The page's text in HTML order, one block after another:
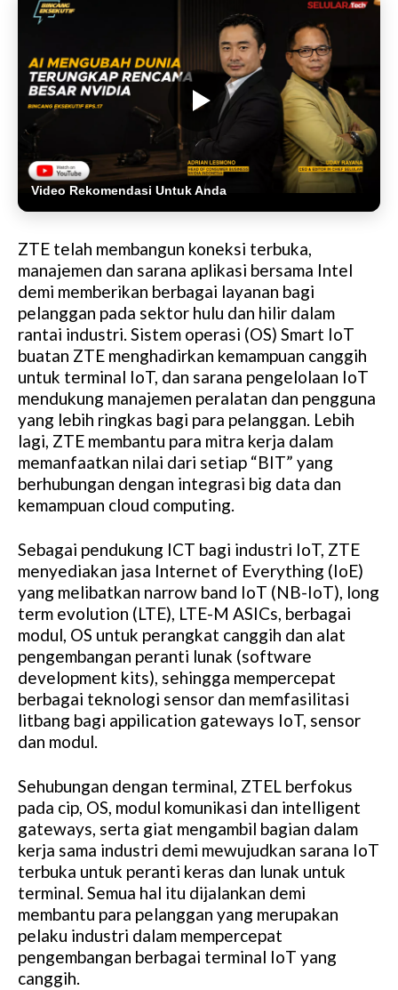
Video Rekomendasi Untuk Anda
ZTE telah membangun koneksi terbuka,
manajemen dan sarana aplikasi bersama Intel
demi memberikan berbagai layanan bagi
pelanggan pada sektor hulu dan hilir dalam
rantai industri. Sistem operasi (OS) Smart IoT
buatan ZTE menghadirkan kemampuan canggih
untuk terminal IoT, dan sarana pengelolaan IoT
mendukung manajemen peralatan dan pengguna
yang lebih ringkas bagi para pelanggan. Lebih
lagi, ZTE membantu para mitra kerja dalam
memanfaatkan nilai dari setiap “BIT” yang
berhubungan dengan integrasi big data dan
kemampuan cloud computing.
Sebagai pendukung ICT bagi industri IoT, ZTE
menyediakan jasa Internet of Everything (IoE)
yang melibatkan narrow band IoT (NB-IoT), long
term evolution (LTE), LTE-M ASICs, berbagai
modul, OS untuk perangkat canggih dan alat
pengembangan peranti lunak (software
development kits), sehingga mempercepat
berbagai teknologi sensor dan memfasilitasi
litbang bagi appilication gateways IoT, sensor
dan modul.
Sehubungan dengan terminal, ZTEL berfokus
pada cip, OS, modul komunikasi dan intelligent
gateways, serta giat mengambil bagian dalam
kerja sama industri demi mewujudkan sarana IoT
terbuka untuk peranti keras dan lunak untuk
terminal. Semua hal itu dijalankan demi
membantu para pelanggan yang merupakan
pelaku industri dalam mempercepat
pengembangan berbagai terminal IoT yang
canggih.